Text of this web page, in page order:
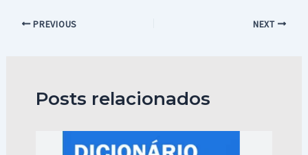
Post PREVIOUS NEXT
Posts relacionados